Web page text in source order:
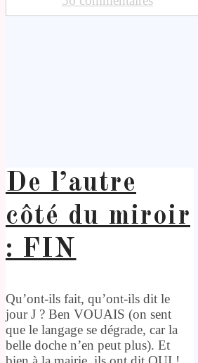
De l’autre
côté du miroir
: FIN
Qu’ont-ils fait, qu’ont-ils dit le
jour J ? Ben VOUAIS (on sent
que le langage se dégrade, car la
belle doche n’en peut plus). Et